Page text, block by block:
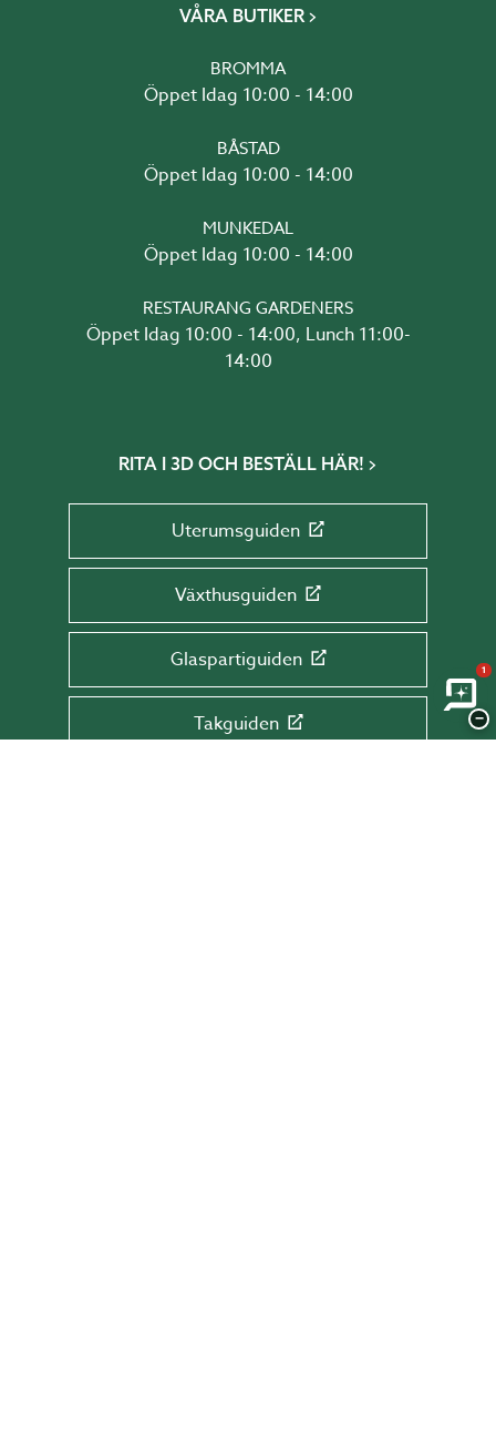
VÅRA BUTIKER
BROMMA
Öppet Idag 10:00 - 14:00
BÅSTAD
Öppet Idag 10:00 - 14:00
MUNKEDAL
Öppet Idag 10:00 - 14:00
RESTAURANG GARDENERS
Öppet Idag 10:00 - 14:00, Lunch 11:00-
14:00
RITA I 3D OCH BESTÄLL HÄR!
Uterumsguiden
Växthusguiden
Glaspartiguiden
Takguiden
1
−